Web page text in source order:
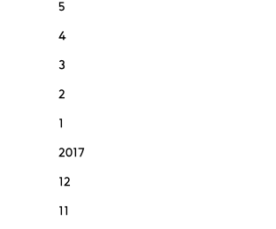
5
4
3
2
1
2017
12
11